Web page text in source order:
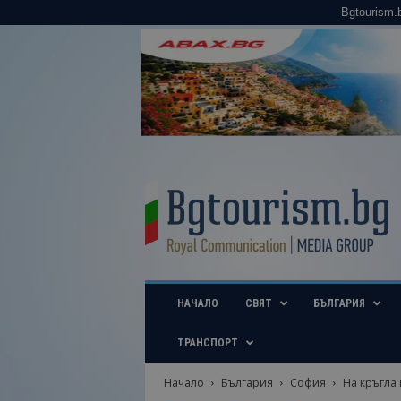
u
i
b
НАЧАЛО СВЯТ БЪЛГАРИЯ
ТРАНСПОРТ
Начало България София
На кръгла